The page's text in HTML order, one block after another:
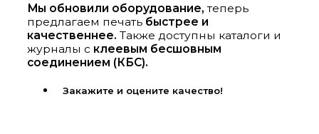
Мы обновили оборудование, теперь
предлагаем печать быстрее и
качественнее. Также доступны каталоги и
журналы с клеевым бесшовным
соединением (КБС).
Закажите и оцените качество!